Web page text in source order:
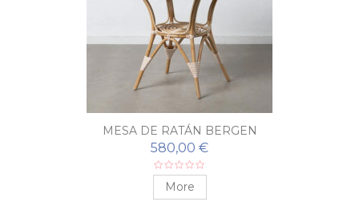
MESA DE RATÁN BERGEN
580,00 €
More